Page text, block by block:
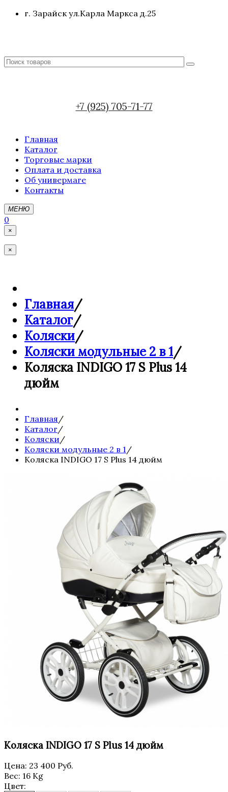
г. Зарайск ул.Карла Маркса д.25
+7 (925) 705-71-77
Главная
Каталог
Торговые марки
Оплата и доставка
Об универмаге
Контакты
МЕНЮ
0
×
×
Главная/
Каталог/
Коляски/
Коляски модульные 2 в 1/
Коляска INDIGO 17 S Plus 14
дюйм
Главная /
Каталог /
Коляски /
Коляски модульные 2 в 1 /
Коляска INDIGO 17 S Plus 14 дюйм
Коляска INDIGO 17 S Plus 14 дюйм
Цена: 23 400 Руб.
Вес: 16 Kg
Цвет: